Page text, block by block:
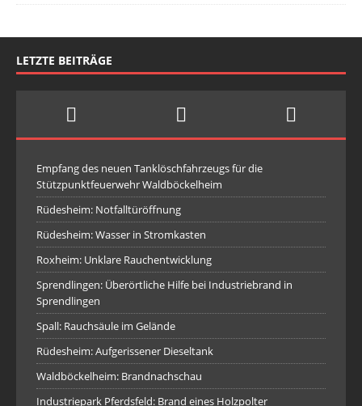
LETZTE BEITRÄGE
Empfang des neuen Tanklöschfahrzeugs für die
Stützpunktfeuerwehr Waldböckelheim
Rüdesheim: Notfalltüröffnung
Rüdesheim: Wasser in Stromkasten
Roxheim: Unklare Rauchentwicklung
Sprendlingen: Überörtliche Hilfe bei Industriebrand in
Sprendlingen
Spall: Rauchsäule im Gelände
Rüdesheim: Aufgerissener Dieseltank
Waldböckelheim: Brandnachschau
Industriepark Pferdsfeld: Brand eines Holzpolter